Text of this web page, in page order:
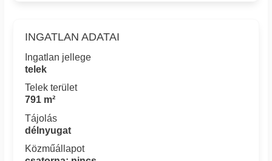
INGATLAN ADATAI
Ingatlan jellege
telek
Telek terület
791 m²
Tájolás
délnyugat
Közműállapot